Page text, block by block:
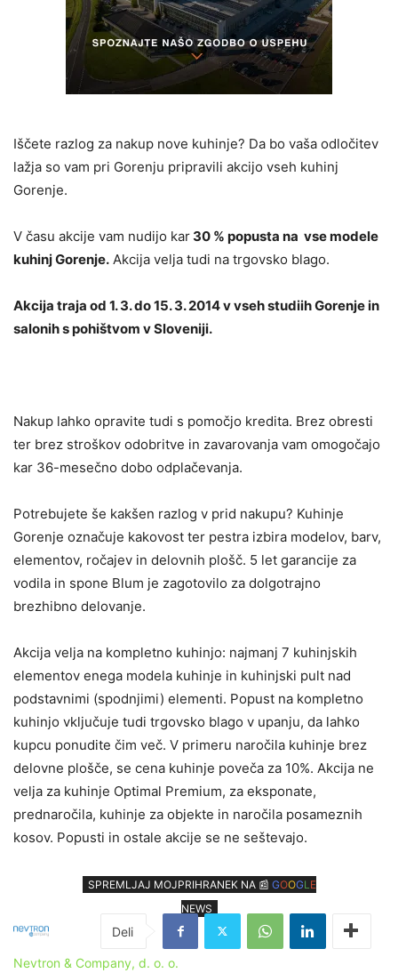
Iščete razlog za nakup nove kuhinje? Da bo vaša odločitev
lažja so vam pri Gorenju pripravili akcijo vseh kuhinj
Gorenje.
V času akcije vam nudijo kar 30 % popusta na vse modele
kuhinj Gorenje. Akcija velja tudi na trgovsko blago.
Akcija traja od 1. 3. do 15. 3. 2014 v vseh studiih Gorenje in
salonih s pohištvom v Sloveniji.
Nakup lahko opravite tudi s pomočjo kredita. Brez obresti
ter brez stroškov odobritve in zavarovanja vam omogočajo
kar 36-mesečno dobo odplačevanja.
Potrebujete še kakšen razlog v prid nakupu? Kuhinje
Gorenje označuje kakovost ter pestra izbira modelov, barv,
elementov, ročajev in delovnih plošč. 5 let garancije za
vodila in spone Blum je zagotovilo za dolgotrajno
brezhibno delovanje.
Akcija velja na kompletno kuhinjo: najmanj 7 kuhinjskih
elementov enega modela kuhinje in kuhinjski pult nad
podstavnimi (spodnjimi) elementi. Popust na kompletno
kuhinjo vključuje tudi trgovsko blago v upanju, da lahko
kupcu ponudite čim več. V primeru naročila kuhinje brez
delovne plošče, se cena kuhinje poveča za 10%. Akcija ne
velja za kuhinje Optimal Premium, za eksponate,
prednaročila, kuhinje za objekte in naročila posameznih
kosov. Popusti in ostale akcije se ne seštevajo.
SPREMLJAJ MOJPRIHRANEK NA 📰 GOOGL E
NEWS
Nevtron & Company, d. o. o.